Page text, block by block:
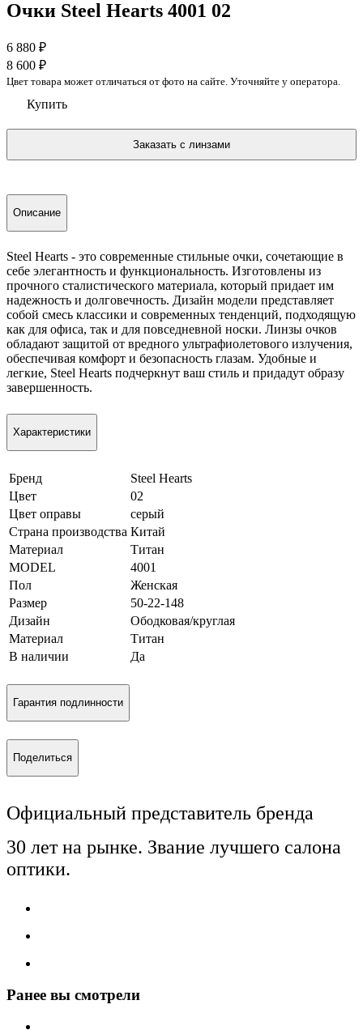
Очки Steel Hearts 4001 02
6 880 ₽
8 600 ₽
Цвет товара может отличаться от фото на сайте. Уточняйте у оператора.
Купить
Описание
Steel Hearts - это современные стильные очки, сочетающие в
себе элегантность и функциональность. Изготовлены из
прочного сталистического материала, который придает им
надежность и долговечность. Дизайн модели представляет
собой смесь классики и современных тенденций, подходящую
как для офиса, так и для повседневной носки. Линзы очков
обладают защитой от вредного ультрафиолетового излучения,
обеспечивая комфорт и безопасность глазам. Удобные и
легкие, Steel Hearts подчеркнут ваш стиль и придадут образу
завершенность.
Характеристики
Бренд
Steel Hearts
Цвет
02
Цвет оправы
серый
Страна производства Китай
Материал
Титан
MODEL
4001
Пол
Женская
Размер
50-22-148
Дизайн
Ободковая/круглая
Материал
Титан
В наличии
Да
Гарантия подлинности
Поделиться
Официальный представитель бренда
30 лет на рынке. Звание лучшего салона
оптики.
Ранее вы смотрели